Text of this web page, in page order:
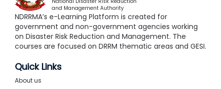
and Management Authority
NDRRMA’s e-Learning Platform is created for
government and non-government agencies working
on Disaster Risk Reduction and Management. The
courses are focused on DRRM thematic areas and GESI.
Quick Links
About us